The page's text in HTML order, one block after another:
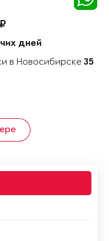
дней
в Новосибирске 35